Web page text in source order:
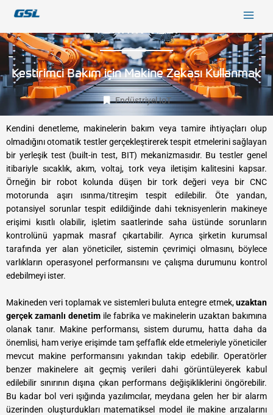
TEKNİK YAZI
Kestirimci Bakım için Makine Zekası Kullanmak
Endüstriyel IoT
Kendini denetleme, makinelerin bakım veya tamire ihtiyaçları olup
olmadığını otomatik testler gerçekleştirerek tespit etmelerini sağlayan
bir yerleşik test (built-in test, BIT) mekanizmasıdır. Bu testler genel
itibariyle sıcaklık, akım, voltaj, tork veya iletişim kalitesini kapsar.
Örneğin bir robot kolunda düşen bir tork değeri veya bir CNC
motorunda aşırı ısınma/titreşim tespit edilebilir. Öte yandan,
potansiyel sorunlar tespit edildiğinde dahi teknisyenlerin makineye
erişimi kısıtlı olabilir, işletim saatlerinde saha üstünde sorunların
kontrolünü yapmak masraf çıkartabilir. Ayrıca şirketin kurumsal
tarafında yer alan yöneticiler, sistemin çevrimiçi olmasını, böylece
varlıkların operasyonel performansını ve çalışma durumunu kontrol
edebilmeyi ister.
Makineden veri toplamak ve sistemleri buluta entegre etmek,uzaktan
gerçek zamanlı denetimile fabrika ve makinelerin uzaktan bakımına
olanak tanır. Makine performansı, sistem durumu, hatta daha da
önemlisi, ham veriye erişimde tam şeffaflık elde etmeleriyle yöneticiler
mevcut makine performansını yakından takip edebilir. Operatörler
benzer makinelere ait geçmiş verileri dahi görüntüleyerek kabul
edilebilir sınırının dışına çıkan performans değişikliklerini öngörebilir.
Bu kadar bol veri ışığında yazılımcılar, meydana gelen her bir alarm
üzerinden oluşturdukları matematiksel model ile makine arızalarını